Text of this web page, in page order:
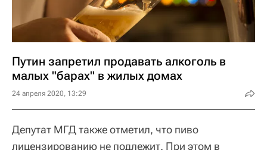
Путин запретил продавать алкоголь в
малых "барах" в жилых домах
24 апреля 2020, 13:29
Депутат МГД также отметил, что пиво
лицензированию не подлежит. При этом в